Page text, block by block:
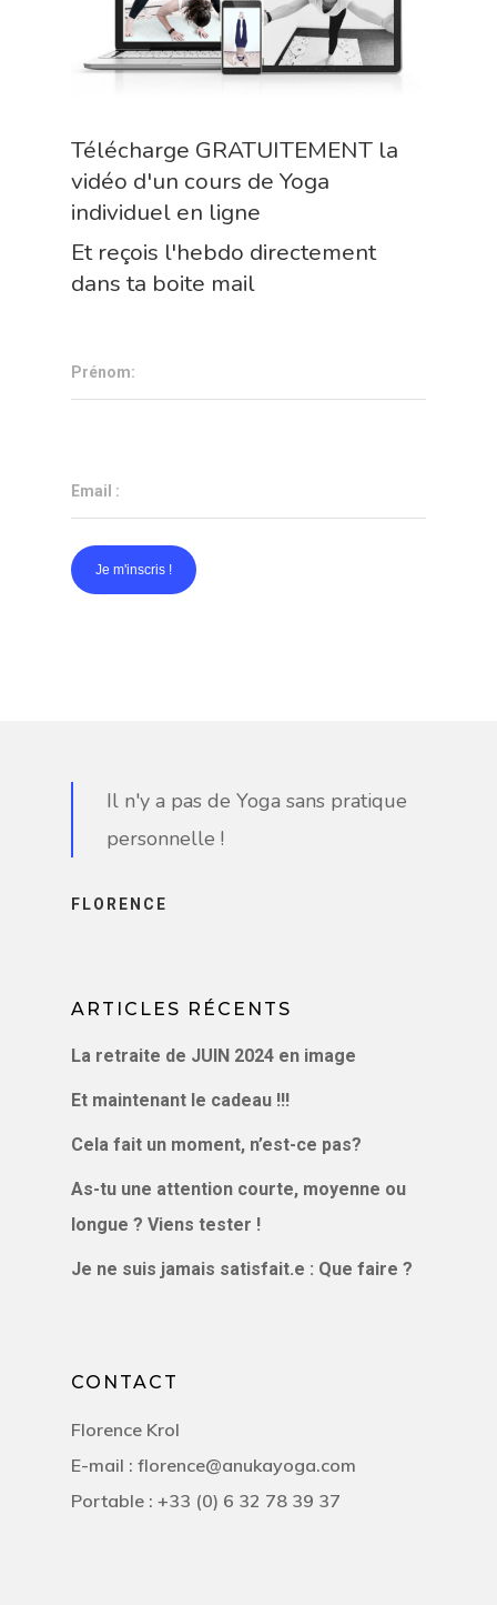
Télécharge GRATUITEMENT la
vidéo d'un cours de Yoga
individuel en ligne
Et reçois l'hebdo directement
dans ta boite mail
Prénom:
Email :
Il n'y a pas de Yoga sans pratique
personnelle !
FLORENCE
ARTICLES RÉCENTS
La retraite de JUIN 2024 en image
Et maintenant le cadeau !!!
Cela fait un moment, n’est-ce pas?
As-tu une attention courte, moyenne ou
longue ? Viens tester !
Je ne suis jamais satisfait.e : Que faire ?
CONTACT
Florence Krol
E-mail : florence@anukayoga.com
Portable : +33 (0) 6 32 78 39 37
PODCAST
VIDÉOS
PODCAST